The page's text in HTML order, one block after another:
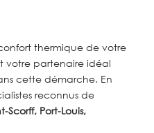
thermique de votre
votre partenaire idéal
cette démarche. En
reconnus de
Scorff, Port-Louis,